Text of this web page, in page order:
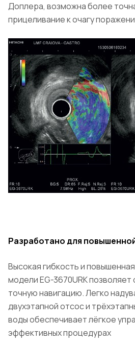
Доплера, возможна более
прицеливание к очагу
Разработано для
Высокая гибкость и
модели EG-3670URK
точную навигацию. Легко
двухэтапной отсос и
воды обеспечивает лёгкое
эффективных процедурах